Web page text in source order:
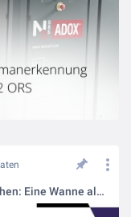
Kann man mal so machen: Eine Wanne als Brandschott-Sonderlösung